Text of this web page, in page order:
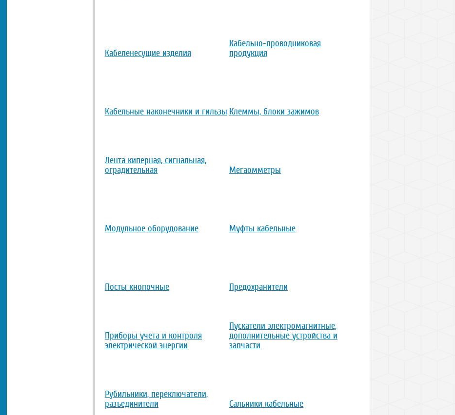
Кабеленесущие изделия
Кабельно-проводниковая
продукция
Кабельные наконечники и гильзы Клеммы, блоки зажимов
Лента киперная, сигнальная,
оградительная
Мегаомметры
Модульное оборудование Муфты кабельные
Посты кнопочные Предохранители
Приборы учета и контроля
электрической энергии
Пускатели электромагнитные,
дополнительные устройства и
запчасти
Рубильники, переключатели,
разъединители
Сальники кабельные